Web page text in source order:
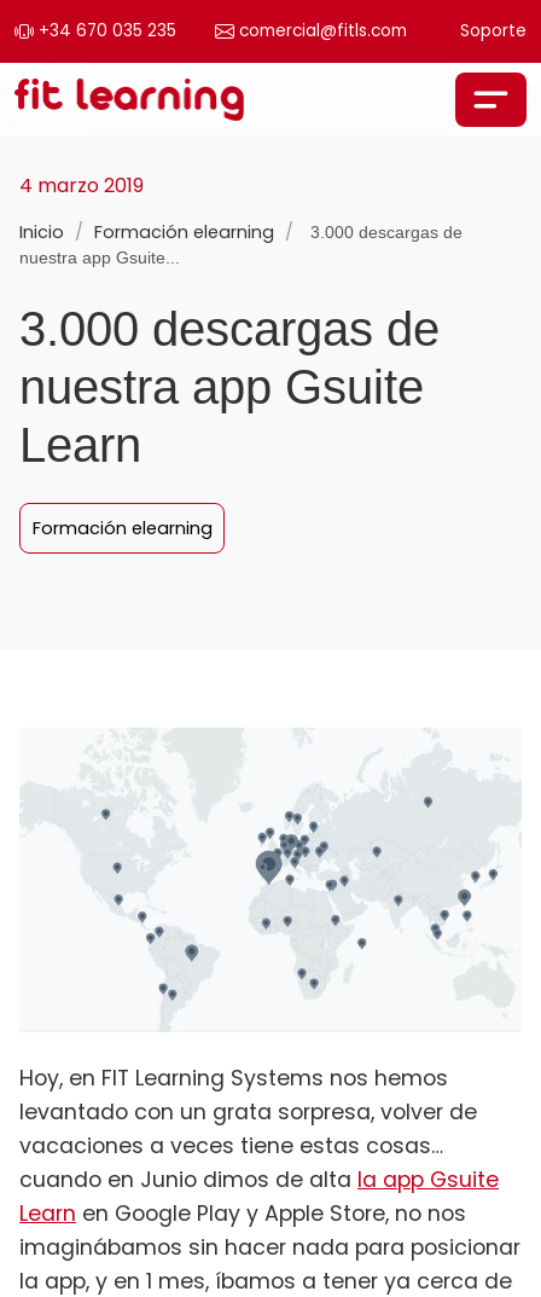
+34 670 035 235 comercial@fitls.com Soporte
Saltar al contenido
Navegación principal
4 marzo 2019
Inicio / Formación elearning /
3.000 descargas de
nuestra app Gsuite...
3.000 descargas de
nuestra app Gsuite
Learn
Formación elearning
Hoy, en FIT Learning Systems nos hemos
levantado con un grata sorpresa, volver de
vacaciones a veces tiene estas cosas…
cuando en Junio dimos de alta la app Gsuite
Learn en Google Play y Apple Store, no nos
imaginábamos sin hacer nada para posicionar
la app, y en 1 mes, íbamos a tener ya cerca de